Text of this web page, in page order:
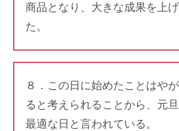
商品となり、大きな成果を上
た。
８．この日に始めたことはや
ると考えられることから、元
最適な日と言われている。